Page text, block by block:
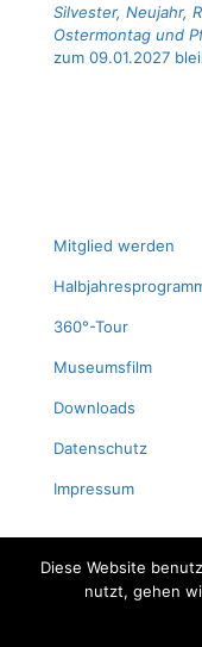
Silvester, Neujahr,
Ostermontag und
zum 09.01.2027
Mit­glied werden
360°-Tour
Muse­ums­film
Down­loads
Daten­schutz
Impres­sum
© 2024
Diese Website
nutzt, gehen